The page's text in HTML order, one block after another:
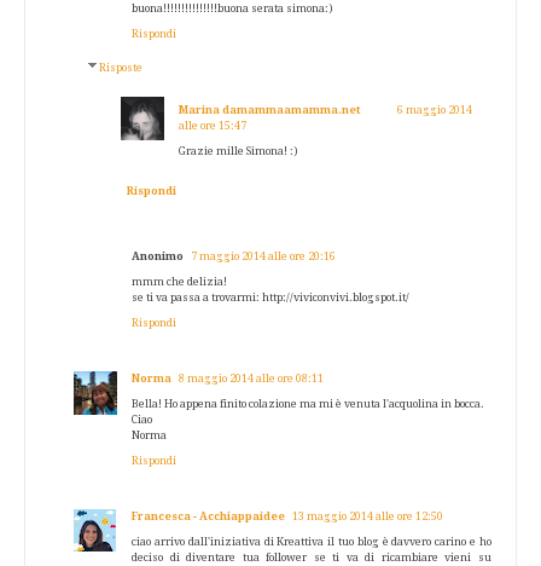
buona!!!!!!!!!!!!!!!buona serata simona:)
Rispondi
Risposte
Marina damammaamamma.net
6 maggio 2014
alle ore 15:47
Grazie mille Simona! :)
Rispondi
Anonimo 7 maggio 2014 alle ore 20:16
mmm che delizia!
se ti va passa a trovarmi: http://viviconvivi.blogspot.it/
Rispondi
Norma 8 maggio 2014 alle ore 08:11
Bella! Ho appena finito colazione ma mi è venuta l'acquolina in bocca.
Ciao
Norma
Rispondi
Francesca - Acchiappaidee 13 maggio 2014 alle ore 12:50
ciao arrivo dall'iniziativa di Kreattiva il tuo blog è davvero carino e ho
deciso di diventare tua follower se ti va di ricambiare vieni su